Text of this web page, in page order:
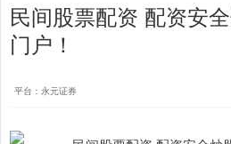
民间股票配资 配资安
门户！
平台：永元证券